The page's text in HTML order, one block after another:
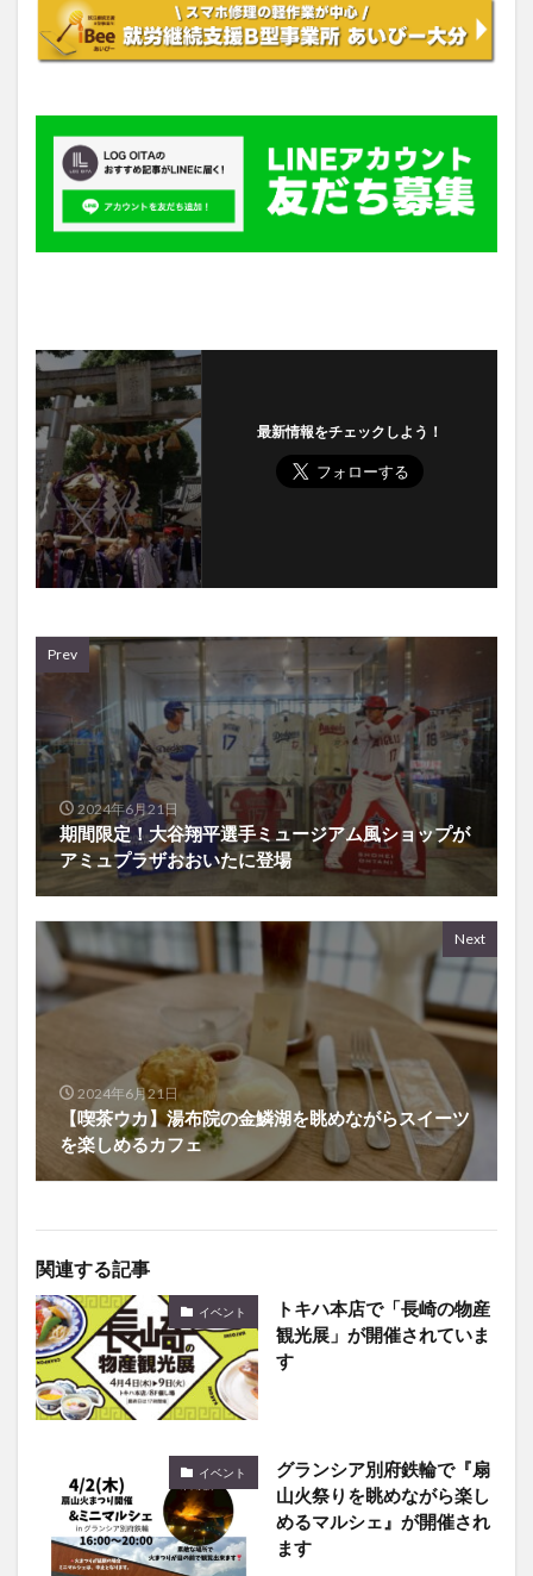
最新情報をチェックしよう！
Prev
2024年6月21日
期間限定！大谷翔平選手ミュージアム風ショップが
アミュプラザおおいたに登場
Next
2024年6月21日
【喫茶ウカ】湯布院の金鱗湖を眺めながらスイーツ
を楽しめるカフェ
関連する記事
イベント
トキハ本店で「長崎の物産
観光展」が開催されていま
す
イベント
グランシア別府鉄輪で『扇
山火祭りを眺めながら楽し
めるマルシェ』が開催され
ます